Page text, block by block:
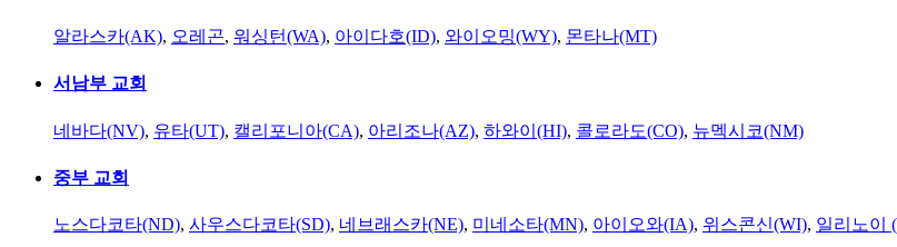
알라스카(AK), 오레곤, 워싱턴(WA), 아이다호(ID), 와이오밍(WY), 몬타나(MT)
서남부 교회
네바다(NV), 유타(UT), 캘리포니아(CA), 아리조나(AZ), 하와이(HI), 콜로라도(CO), 뉴멕시코(NM)
중부 교회
노스다코타(ND), 사우스다코타(SD), 네브래스카(NE), 미네소타(MN), 아이오와(IA), 위스콘신(WI), 일리노이